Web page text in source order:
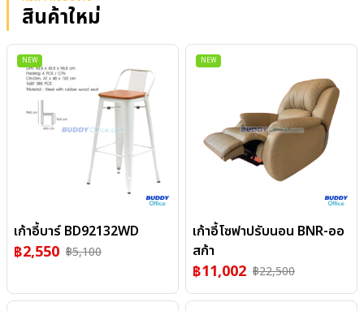
สินค้าใหม่
NEW
เก้าอี้บาร์ BD92132WD
฿2,550 ฿5,100
NEW
เก้าอี้โซฟาปรับนอน BNR-ออ
สก้า
฿11,002 ฿22,500